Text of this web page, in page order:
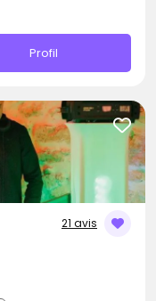
Profil
21 avis